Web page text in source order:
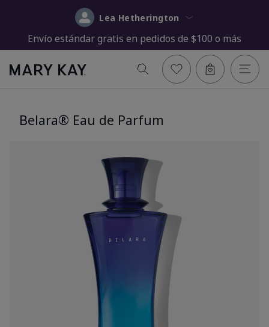
Lea Hetherington
Envío estándar gratis en pedidos de $100 o más
Belara® Eau de Parfum